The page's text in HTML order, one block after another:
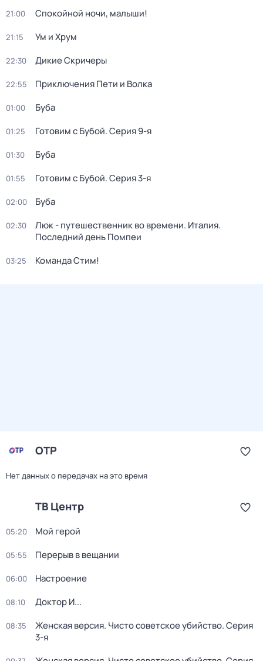
21:00 Спокойной ночи, малыши!
21:15 Ум и Хрум
22:30 Дикие Скричеры
22:55 Приключения Пети и Волка
01:00 Буба
01:25 Готовим с Бубой. Серия 9-я
01:30 Буба
01:55 Готовим с Бубой. Серия 3-я
02:00 Буба
02:30
Люк - путешественник во времени. Италия.
Последний день Помпеи
03:25 Команда Стим!
ОТР
Нет данных о передачах на это время
ТВ Центр
05:20 Мой герой
05:55 Перерыв в вещании
06:00 Настроение
08:10 Доктор И...
08:35 Женская версия. Чисто советское убийство. Серия
3-я